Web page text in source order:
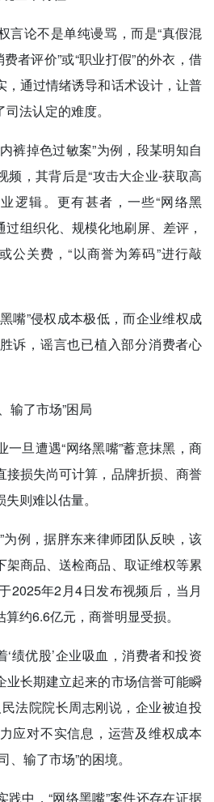
言论不是单纯谩骂，而是“真假混
者评价”或“职业打假”的外衣，借
，通过情绪诱导和话术设计，让普
法认定的难度。
裤掉色过敏案”为例，段某明知自
频，其背后是“攻击大企业-获取高
逻辑。更有甚者，一些“网络黑
过组织化、规模化地刷屏、差评，
公关费，“以商誉为筹码”进行敲
嘴”侵权成本极低，而企业维权成
诉，谣言也已植入部分消费者心
输了市场”困局
一旦遭遇“网络黑嘴”蓄意抹黑，商
接损失尚可计算，品牌折损、商誉
则难以估量。
为例，据胖东来律师团队反映，该
架商品、送检商品、取证维权等累
2025年2月4日发布视频后，当月
约6.6亿元，商誉明显受损。
‘绩优股’企业吸血，消费者和投资
业长期建立起来的市场信誉可能瞬
法院院长周志刚说，企业被迫投
应对不实信息，运营及维权成本
输了市场”的困境。
践中，“网络黑嘴”案件还存在证据